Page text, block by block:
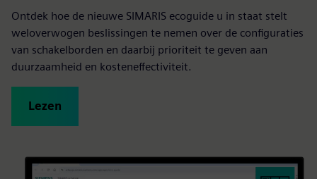
Ontdek hoe de nieuwe SIMARIS ecoguide u in staat stelt
weloverwogen beslissingen te nemen over de configuraties
van schakelborden en daarbij prioriteit te geven aan
duurzaamheid en kosteneffectiviteit.
Lezen